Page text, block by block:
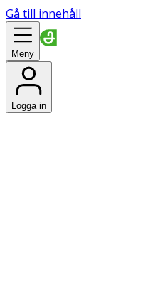
Gå till innehåll
Meny
Logga in